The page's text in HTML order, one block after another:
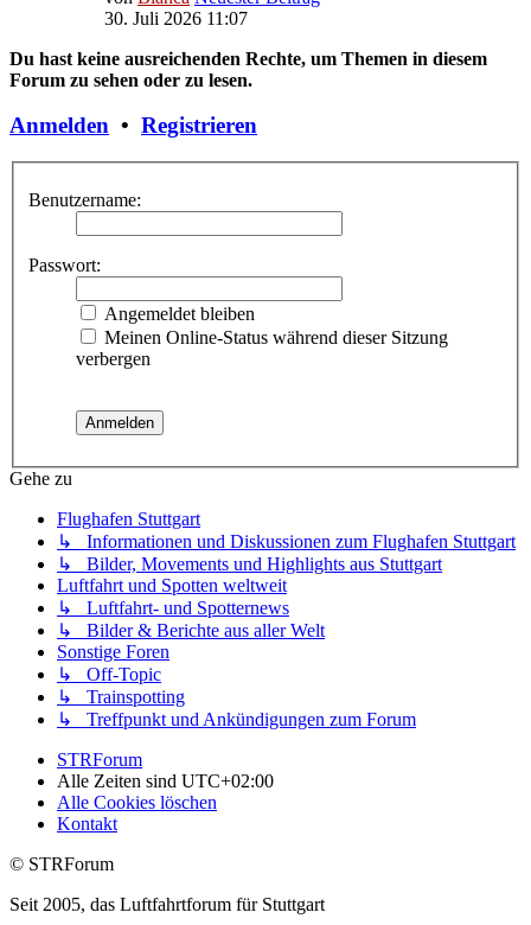
30. Juli 2026 11:07
Du hast keine ausreichenden Rechte, um Themen in diesem
Forum zu sehen oder zu lesen.
Anmelden • Registrieren
Benutzername:
Passwort:
Angemeldet bleiben
Meinen Online-Status während dieser Sitzung
verbergen
Gehe zu
Flughafen Stuttgart
↳ Informationen und Diskussionen zum Flughafen Stuttgart
↳ Bilder, Movements und Highlights aus Stuttgart
Luftfahrt und Spotten weltweit
↳ Luftfahrt- und Spotternews
↳ Bilder & Berichte aus aller Welt
Sonstige Foren
↳ Off-Topic
↳ Trainspotting
↳ Treffpunkt und Ankündigungen zum Forum
STRForum
Alle Zeiten sind UTC+02:00
Alle Cookies löschen
Kontakt
© STRForum
Seit 2005, das Luftfahrtforum für Stuttgart